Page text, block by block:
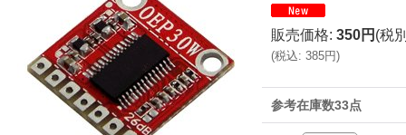
販売価格: 350円 (税
(税込: 385円)
参考在庫数33点